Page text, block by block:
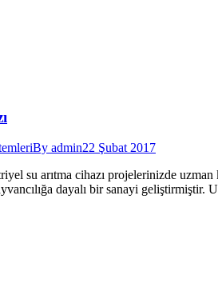
By admin22 Şubat 2017
su arıtma cihazı projelerinizde
dayalı bir sanayi